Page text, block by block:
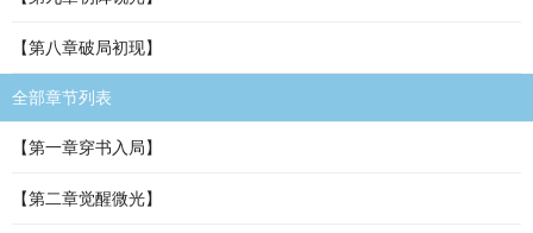
【第八章破局初现】
全部章节列表
【第一章穿书入局】
【第二章觉醒微光】